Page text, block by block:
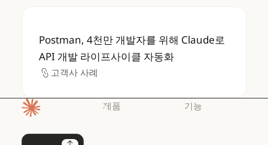
Postman, 4천만 개발자를 위해 Claude로
Postman, 4천만 개발자를 위해 Claude로
API 개발 라이프사이클 자동화
고객사 사례
고객사 사례
제품 기능